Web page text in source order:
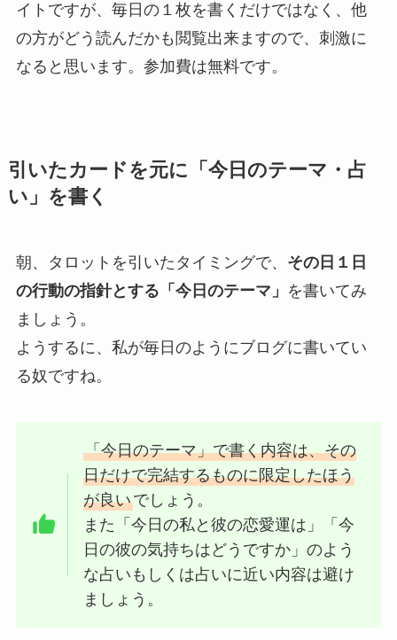
イトですが、毎日の１枚を書くだけではなく、他
の方がどう読んだかも閲覧出来ますので、刺激に
なると思います。参加費は無料です。
引いたカードを元に「今日のテーマ・占
い」を書く
朝、タロットを引いたタイミングで、 その日１日
の行動の指針とする「今日のテーマ」 を書いてみ
ましょう。
ようするに、私が毎日のようにブログに書いてい
る奴ですね。
「今日のテーマ」で書く内容は、その
日だけで完結するものに限定したほう
が良いでしょう。
また「今日の私と彼の恋愛運は」「今
日の彼の気持ちはどうですか」のよう
な占いもしくは占いに近い内容は避け
ましょう。